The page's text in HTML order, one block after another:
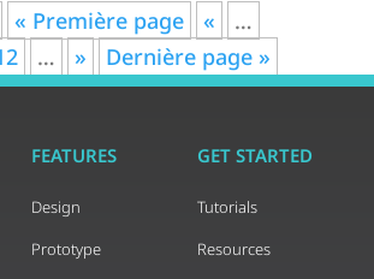
« Première page «
…
… » Dernière page »
FEATURES
Design
Prototype
GET STARTED
Tutorials
Resources